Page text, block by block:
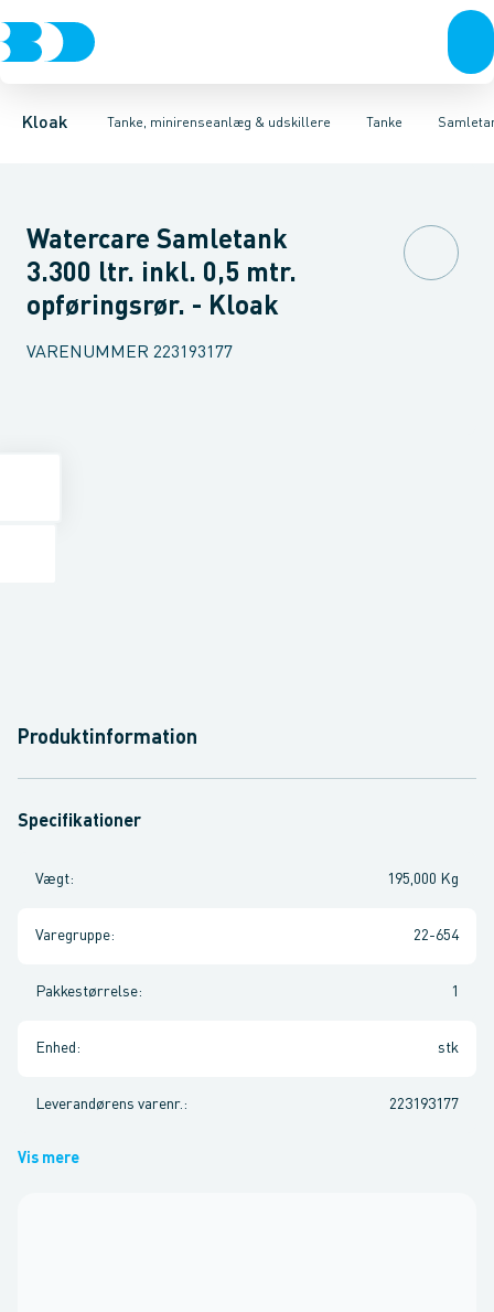
Kloak Tanke, minirenseanlæg & udskillere
Rør & fittingsBrøndeBrøndgodsLinjeafvandingTanke,
Tanke
Udskillere Tanke Tilbehør til tankeMini renseanlæg
Bundfældnings tanke, tryknedsivningBundfældnings tanke,
Watercare Samletank
3.300 ltr. inkl. 0,5 mtr.
opføringsrør. - Kloak
VARENUMMER 223193177
Produktinformation
Specifikationer
Vægt: 195,000 Kg
Varegruppe: 22-654
Pakkestørrelse: 1
Enhed : stk
Leverandørens varenr. : 223193177
Vis mere